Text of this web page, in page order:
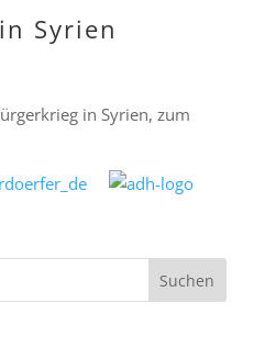
Syrien
in Syrien, zum